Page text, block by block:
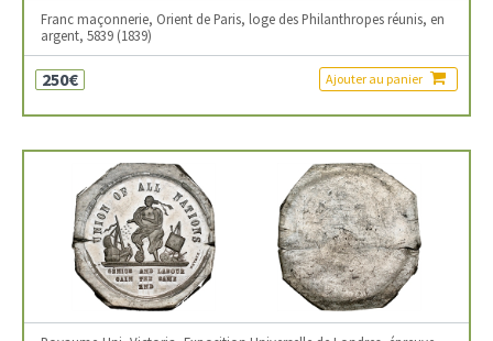
Franc maçonnerie, Orient de Paris, loge des Philanthropes réunis, en
argent, 5839 (1839)
250€ Ajouter au panier